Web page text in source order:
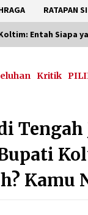
RATAPAN
Entah Siapa
Kritik
Tengah
Kamu